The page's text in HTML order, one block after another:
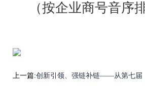
（按企业商号音序
上一篇:创新引领、强链补链——从第七届